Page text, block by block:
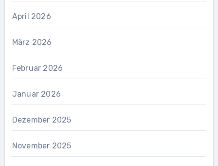
April 2026
März 2026
Februar 2026
Januar 2026
Dezember 2025
November 2025